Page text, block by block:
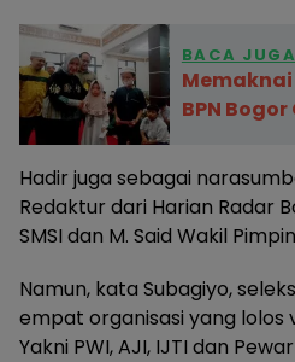
BACA
Memaknai
BPN
Hadir juga sebagai
Redaktur dari Harian Radar
SMSI dan M. Said Wakil
Namun, kata Subagiyo,
empat organisasi yang lolos
Yakni PWI, AJI, IJTI dan